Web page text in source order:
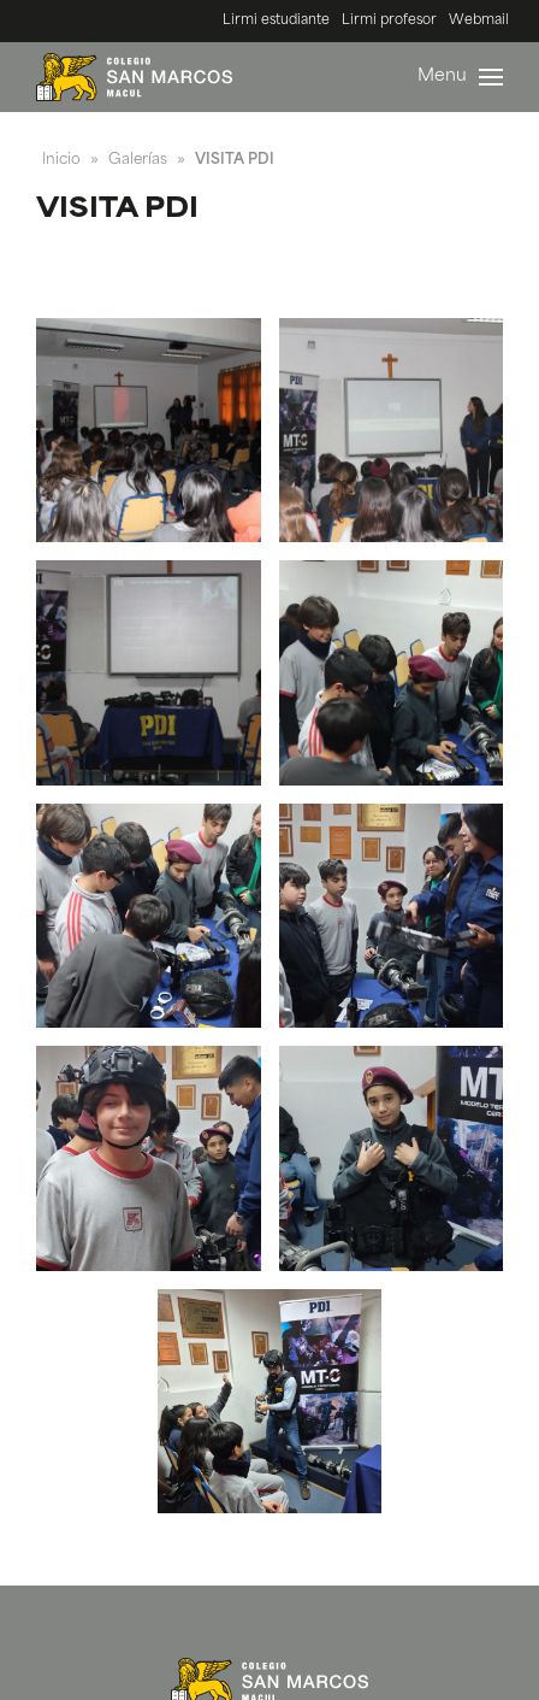
Lirmi estudiante Lirmi profesor Webmail
Menu
Inicio » Galerías » VISITA PDI
VISITA PDI